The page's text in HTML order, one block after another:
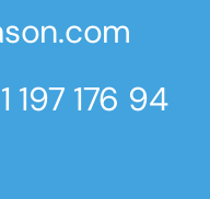
197 176 94